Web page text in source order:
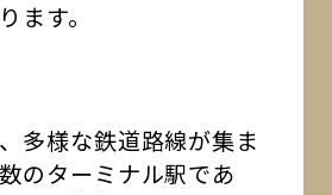
ます。
多様な鉄道路線が集ま
のターミナル駅であ